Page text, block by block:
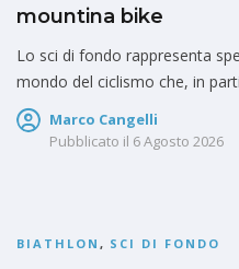
mountina bike
Lo sci di fondo rappresenta
mondo del ciclismo che, in
Marco Cangelli
Pubblicato il 6 Agosto 2026
BIATHLON , SCI DI FONDO